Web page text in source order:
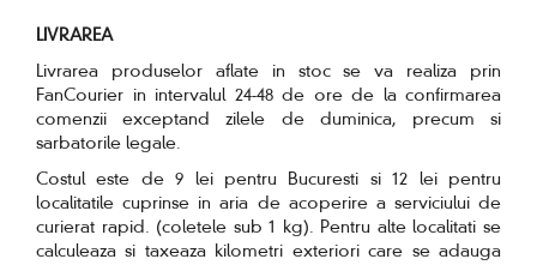
LIVRAREA
Livrarea produselor aflate in stoc se va realiza prin
FanCourier in intervalul 24-48 de ore de la confirmarea
comenzii exceptand zilele de duminica, precum si
sarbatorile legale.
Costul este de 9 lei pentru Bucuresti si 12 lei pentru
localitatile cuprinse in aria de acoperire a serviciului de
curierat rapid. (coletele sub 1 kg). Pentru alte localitati se
calculeaza si taxeaza kilometri exteriori care se adauga